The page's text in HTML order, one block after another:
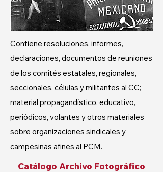
Contiene resoluciones, informes,
declaraciones, documentos de reuniones
de los comités estatales, regionales,
seccionales, células y militantes al CC;
material propagandístico, educativo,
periódicos, volantes y otros materiales
sobre organizaciones sindicales y
campesinas afines al PCM.
Catálogo Archivo Fotográfico